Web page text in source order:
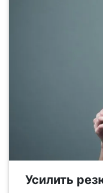
Усилить